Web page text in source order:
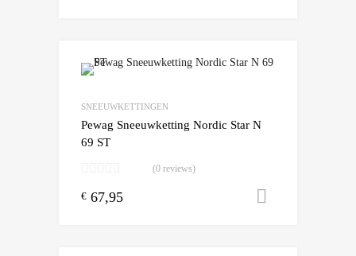
SNEEUWKETTINGEN
Pewag Sneeuwketting Nordic Star N
69 ST
(0 reviews)
€ 67,95